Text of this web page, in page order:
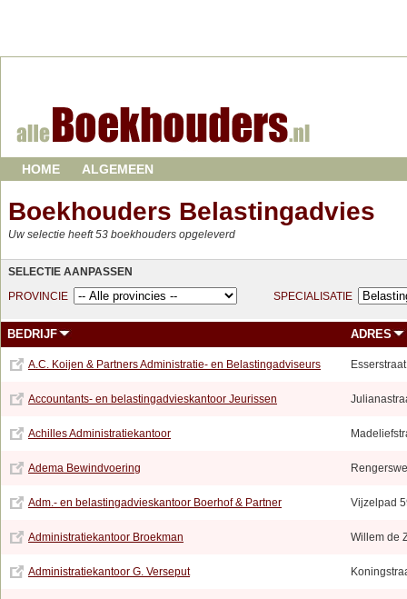
HOME ALGEMEEN
Boekhouders Belastingadvies
Uw selectie heeft 53 boekhouders opgeleverd
SELECTIE AANPASSEN
PROVINCIE
SPECIALISATIE
BEDRIJF ADRES
A.C. Koijen & Partners Administratie- en Belastingadviseurs
Accountants- en belastingadvieskantoor Jeurissen
Achilles Administratiekantoor
Adema Bewindvoering
Adm.- en belastingadvieskantoor Boerhof & Partner Vijzelpad
Administratiekantoor Broekman Willem de
Administratiekantoor G. Verseput